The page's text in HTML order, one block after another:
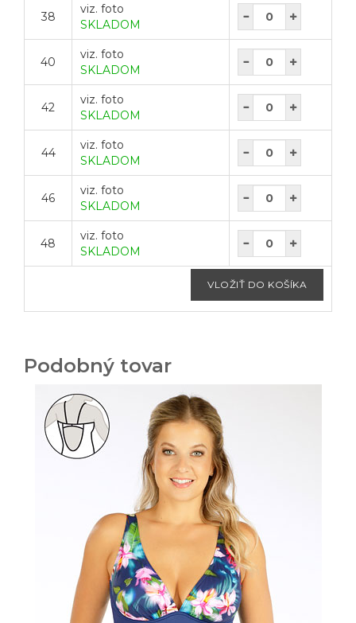
38
viz. foto
SKLADOM
40
viz. foto
SKLADOM
42
viz. foto
SKLADOM
44
viz. foto
SKLADOM
46
viz. foto
SKLADOM
48
viz. foto
SKLADOM
Podobný tovar